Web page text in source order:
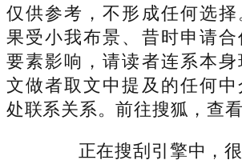
仅供参考，不形成任何选
果受小我布景、昔时申请
要素影响，请读者连系本
文做者取文中提及的任何
处联系关系。前往搜狐，查看
正在搜刮引擎中，很